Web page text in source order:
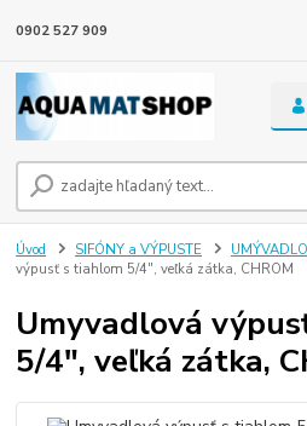
0902 527 909
Úvod SIFÓNY a VÝPUSTE
výpusť s tiahlom 5/4", veľká zátka, CHROM
Umyvadlová
5/4", veľká zátka,